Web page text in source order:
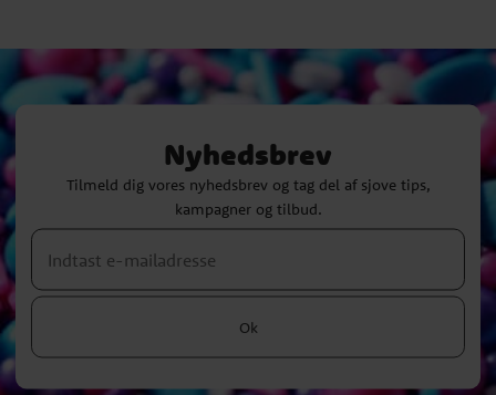
Nyhedsbrev
Tilmeld dig vores nyhedsbrev og tag del af sjove tips,
kampagner og tilbud.
Ok